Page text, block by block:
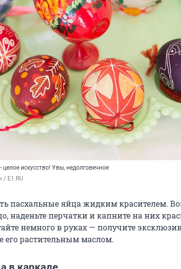
искусство! Увы, недолговечное
E1.RU
пасхальные яйца жидким красителем.
наденьте перчатки и капните на них
немного в руках — получите
его растительным маслом.